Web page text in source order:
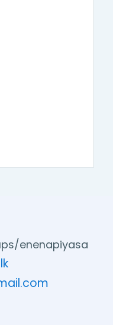
enenapiyasa